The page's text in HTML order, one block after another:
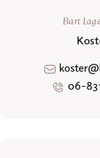
Bart
06-